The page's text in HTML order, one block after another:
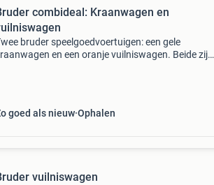
combideal: Kraanwagen en
bruder speelgoedvoertuigen: een gele
en een oranje vuilniswagen. Beide zijn
goed als nieuw Ophalen
vuilniswagen